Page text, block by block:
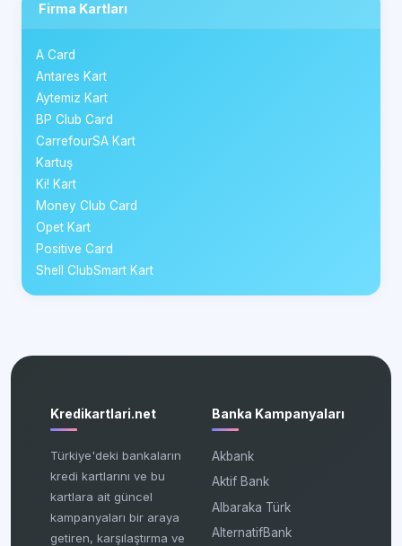
Firma Kartları
A Card
Antares Kart
Aytemiz Kart
BP Club Card
CarrefourSA Kart
Kartuş
Ki! Kart
Money Club Card
Opet Kart
Positive Card
Shell ClubSmart Kart
Kredikartlari.net
Türkiye'deki bankaların
kredi kartlarını ve bu
kartlara ait güncel
kampanyaları bir araya
getiren, karşılaştırma ve
Banka Kampanyaları
Akbank
Aktif Bank
Albaraka Türk
AlternatifBank